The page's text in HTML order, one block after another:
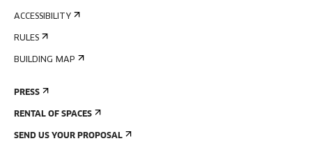
ACCESSIBILITY
RULES
BUILDING MAP
PRESS
RENTAL OF SPACES
SEND US YOUR PROPOSAL